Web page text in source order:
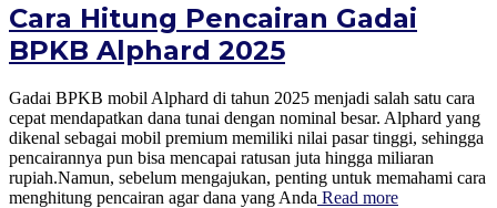
Cara Hitung Pencairan Gadai
BPKB Alphard 2025
Gadai BPKB mobil Alphard di tahun 2025 menjadi salah satu cara
cepat mendapatkan dana tunai dengan nominal besar. Alphard yang
dikenal sebagai mobil premium memiliki nilai pasar tinggi, sehingga
pencairannya pun bisa mencapai ratusan juta hingga miliaran
rupiah.Namun, sebelum mengajukan, penting untuk memahami cara
menghitung pencairan agar dana yang Anda Read more